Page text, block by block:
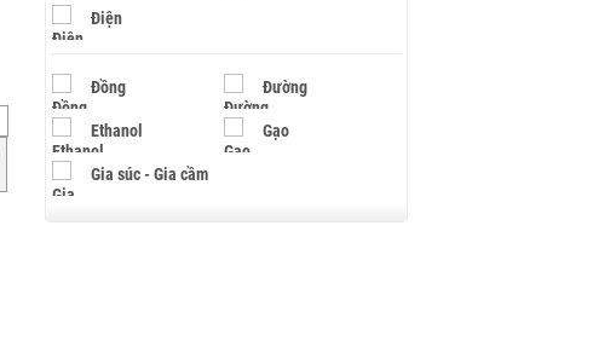
Điện
Đồng Đường
Ethanol Gạo
Gia súc - Gia cầm